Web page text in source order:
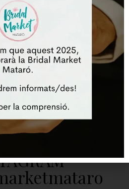
electrònic i lloc web en aquest
vegada que comenti.